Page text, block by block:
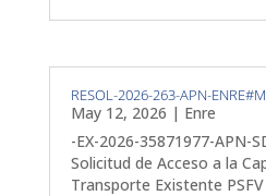
RESOL-2026-263-APN-
May 12, 2026 | Enre
-EX-2026-35871977-APN-
Solicitud de Acceso a la
Transporte Existente